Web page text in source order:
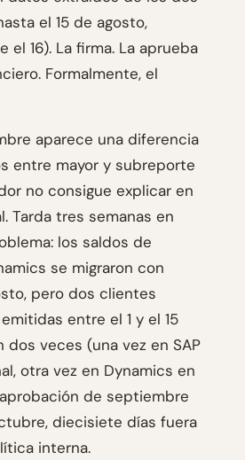
el 15 de agosto,
el 16). La firma. La aprueba
Formalmente, el
aparece una diferencia
entre mayor y subreporte
no consigue explicar en
Tarda tres semanas en
los saldos de
se migraron con
pero dos clientes
entre el 1 y el 15
dos veces (una vez en SAP
otra vez en Dynamics en
de septiembre
diecisiete días fuera
interna.